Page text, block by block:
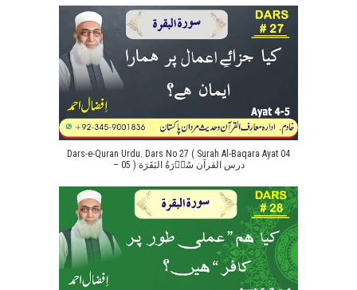
Dars-e-Quran Urdu. Dars No 27 ( Surah Al-Baqara Ayat 04
– 05 ) درس القرآن سُوۡرَةُ البَقَرَة